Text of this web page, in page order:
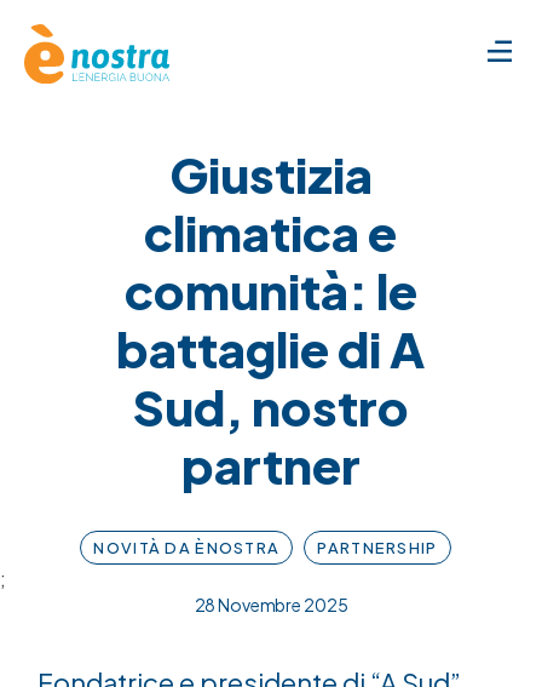
Giustizia
climatica e
comunità: le
battaglie di A
Sud, nostro
partner
NOVITÀ DA ÈNOSTRA PARTNERSHIP
;
28 Novembre 2025